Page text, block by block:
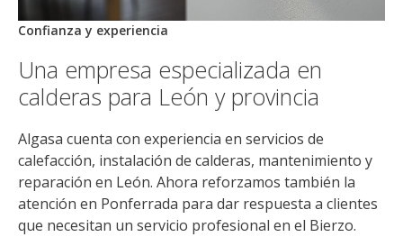
Confianza y experiencia
Una empresa especializada en
calderas para León y provincia
Algasa cuenta con experiencia en servicios de
calefacción, instalación de calderas, mantenimiento y
reparación en León. Ahora reforzamos también la
atención en Ponferrada para dar respuesta a clientes
que necesitan un servicio profesional en el Bierzo.